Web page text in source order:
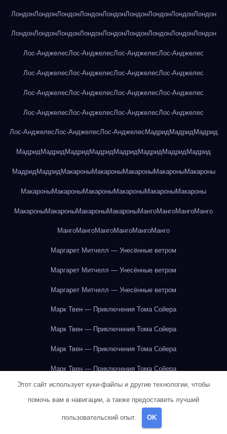
ЛондонЛондонЛондонЛондонЛондонЛондонЛондонЛондонЛондон
ЛондонЛондонЛондонЛондонЛондонЛондонЛондонЛондонЛондон
Лос-АнджелесЛос-АнджелесЛос-АнджелесЛос-Анджелес
Лос-АнджелесЛос-АнджелесЛос-АнджелесЛос-Анджелес
Лос-АнджелесЛос-АнджелесЛос-АнджелесЛос-Анджелес
Лос-АнджелесЛос-АнджелесЛос-АнджелесЛос-Анджелес
Лос-АнджелесЛос-АнджелесЛос-Анджелес МадридМадридМадрид
МадридМадридМадридМадридМадридМадридМадридМадрид
Мадрид Мадрид МакароныМакароныМакароныМакароныМакароны
МакароныМакароныМакароныМакароныМакароныМакароны
МакароныМакароныМакароныМакароныМангоМангоМангоМанго
МангоМангоМангоМангоМангоМанго
Маргарет Митчелл — Унесённые ветром
Маргарет Митчелл — Унесённые ветром
Маргарет Митчелл — Унесённые ветром
Марк Твен — Приключения Тома Сойера
Марк Твен — Приключения Тома Сойера
Марк Твен — Приключения Тома Сойера
Марк Твен — Приключения Тома Сойера
Марк Твен — Приключения Тома Сойера
Марк Твен — Приключения Тома Сойера
Марк Твен — Приключения Тома Сойера
Этот сайт использует куки-файлы и другие технологии, чтобы
помочь вам в навигации, а также предоставить лучший
пользовательский опыт. OK